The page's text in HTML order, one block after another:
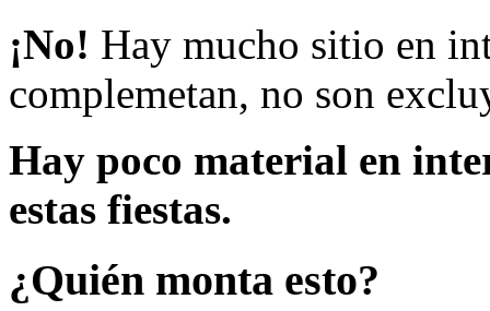
¡No! Hay mucho sitio en
complemetan, no son
Hay poco material en
estas fiestas.
¿Quién monta esto?